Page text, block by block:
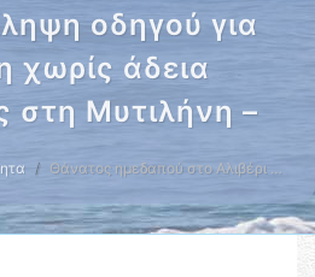
οδηγού για
χωρίς άδεια
στη Μυτιλήνη –
Θάνατος ημεδαπού στο Αλιβέρι …